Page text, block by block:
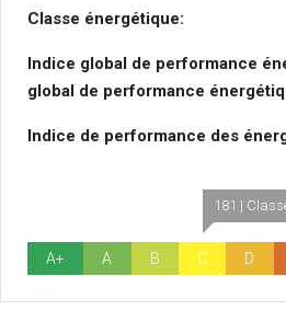
Classe énergétique:
Indice global de performance
global de performance
Indice de performance des
A+ A B
181 |
C D